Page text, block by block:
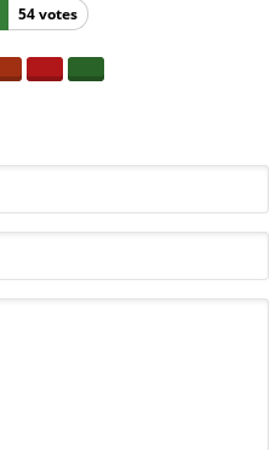
54 votes